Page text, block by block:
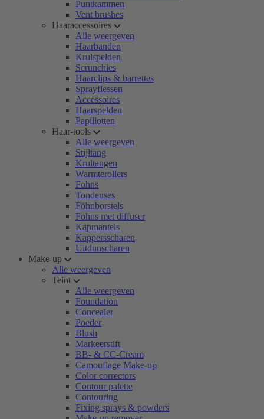
Puntkammen
Vent brushes
Haaraccessoires
Alle weergeven
Haarbanden
Krulspelden
Scrunchies
Haarclips & barrettes
Sprayflessen
Accessoires
Haarspelden
Papillotten
Haar-tools
Alle weergeven
Stijltang
Krultangen
Warmterollers
Föhns
Tondeuses
Föhnborstels
Föhns met diffuser
Kapmantels
Kappersscharen
Uitdunscharen
Make-up
Alle weergeven
Teint
Alle weergeven
Foundation
Concealer
Poeder
Blush
Markeerstift
BB- & CC-Cream
Camouflage Make-up
Color correctors
Contour palette
Contouring
Fixing sprays & powders